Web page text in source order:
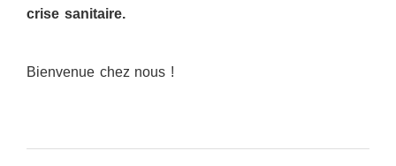
crise sanitaire.
Bienvenue chez nous !